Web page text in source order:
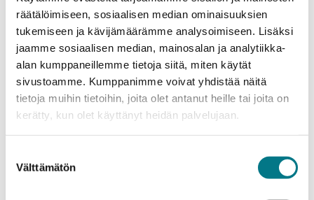
räätälöimiseen, sosiaalisen median ominaisuuksien
tukemiseen ja kävijämäärämme analysoimiseen. Lisäksi
jaamme sosiaalisen median, mainosalan ja analytiikka-
alan kumppaneillemme tietoja siitä, miten käytät
sivustoamme. Kumppanimme voivat yhdistää näitä
tietoja muihin tietoihin, joita olet antanut heille tai joita on
kerätty, kun olet käyttänyt heidän palvelujaan.
valinta
Välttämätön
yritysten prosessien tehokkuuden ja sivuvirtojen
hyödyntämisen parantamiseen. Hankkeessa
yhdistyvät kiertotalouden, energiatehokkuuden,
materiaalitehokkuuden ja hiilensidonnan teemat.
Urheilun mittausten ja datan hyödyntämisen
kehitystyötä ja uusia ratkaisuja
Kainuussa panostetaan vahvasti urheilun ja liikunnan